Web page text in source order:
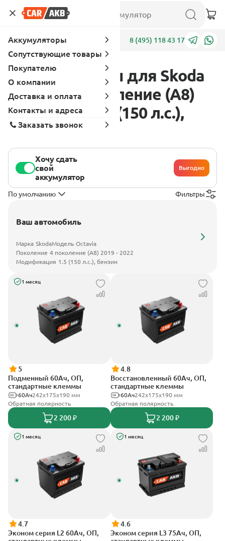
Адреса 8 (495) 118 43 17
Аккумуляторы для Skoda
Octavia 4 поколение (A8)
2019 - 2022 1.5 (150 л.с.),
бензин
Хочу сдать
свой
аккумулятор
Выгодно
По умолчанию Фильтры
Ваш автомобиль
Марка SkodaМодель Octavia
Поколение 4 поколение (A8) 2019 - 2022
Модификация 1.5 (150 л.с.), бензин
1 месяц
5
Подменный 60Ач, ОП,
стандартные клеммы
242х175х190 мм
60Ач
Обратная полярность
2 200 ₽
4.8
Восстановленный 60Ач, ОП,
стандартные клеммы
242х175х190 мм
60Ач
Обратная полярность
2 200 ₽
1 месяц
4.7
Эконом серия L2 60Ач, ОП,
1 месяц
4.6
Эконом серия L3 75Ач, ОП,
Аккумуляторы
Сопутствующие товары
Покупателю
О компании
Доставка и оплата
Контакты и адреса
Заказать звонок